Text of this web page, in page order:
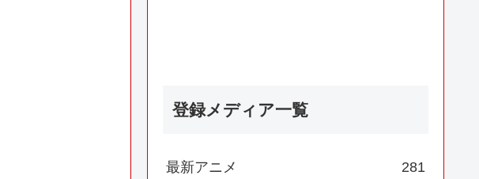
登録メディア一覧
最新アニメ 281